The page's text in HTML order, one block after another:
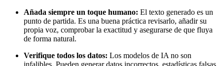
Añada siempre un toque humano: El texto generado es un
punto de partida. Es una buena práctica revisarlo, añadir su
propia voz, comprobar la exactitud y asegurarse de que fluya
de forma natural.
Verifique todos los datos: Los modelos de IA no son
infalibles. Pueden generar datos incorrectos, estadísticas falsas